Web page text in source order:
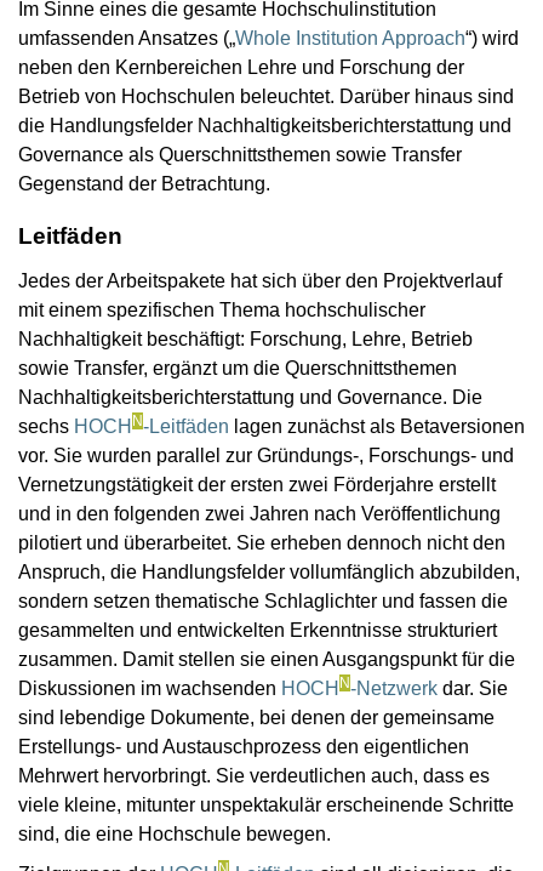
Im Sinne eines die gesamte Hochschulinstitution
umfassenden Ansatzes („Whole Institution Approach“) wird
neben den Kernbereichen Lehre und Forschung der
Betrieb von Hochschulen beleuchtet. Darüber hinaus sind
die Handlungsfelder Nachhaltigkeitsberichterstattung und
Governance als Querschnittsthemen sowie Transfer
Gegenstand der Betrachtung.
Leitfäden
Jedes der Arbeitspakete hat sich über den Projektverlauf
mit einem spezifischen Thema hochschulischer
Nachhaltigkeit beschäftigt: Forschung, Lehre, Betrieb
sowie Transfer, ergänzt um die Querschnittsthemen
Nachhaltigkeitsberichterstattung und Governance. Die
sechs HOCH N-Leitfäden lagen zunächst als Betaversionen
vor. Sie wurden parallel zur Gründungs-, Forschungs- und
Vernetzungstätigkeit der ersten zwei Förderjahre erstellt
und in den folgenden zwei Jahren nach Veröffentlichung
pilotiert und überarbeitet. Sie erheben dennoch nicht den
Anspruch, die Handlungsfelder vollumfänglich abzubilden,
sondern setzen thematische Schlaglichter und fassen die
gesammelten und entwickelten Erkenntnisse strukturiert
zusammen. Damit stellen sie einen Ausgangspunkt für die
Diskussionen im wachsenden HOCH N-Netzwerk dar. Sie
sind lebendige Dokumente, bei denen der gemeinsame
Erstellungs- und Austauschprozess den eigentlichen
Mehrwert hervorbringt. Sie verdeutlichen auch, dass es
viele kleine, mitunter unspektakulär erscheinende Schritte
sind, die eine Hochschule bewegen.